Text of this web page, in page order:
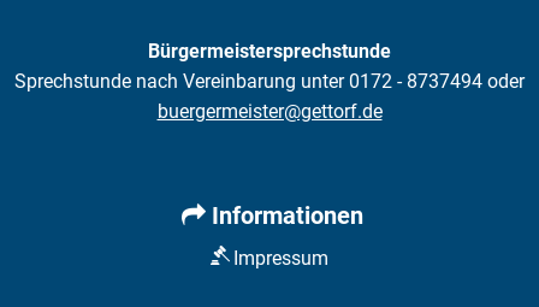
Bürgermeistersprechstunde
Sprechstunde nach Vereinbarung unter 0172 - 8737494 oder
buergermeister@gettorf.de
Informationen
Impressum